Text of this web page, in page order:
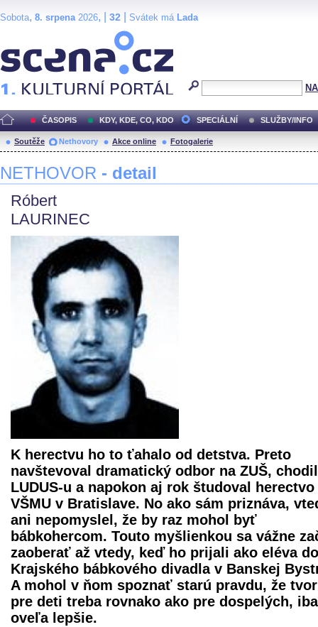
Sobota, 8. srpena2026, | 32 Svátek má Lada
ČASOPIS KDY, KDE, CO, KDO SPECIÁLNÍ SLUŽBY/INFO
Soutěže Nethovory Akce online Fotogalerie
NETHOVOR - detail
Róbert
LAURINEC
K herectvu ho to ťahalo od detstva. Preto
navštevoval dramatický odbor na ZUŠ,
LUDUS-u a napokon aj rok študoval herectvo
VŠMU v Bratislave. No ako sám priznáva,
ani nepomyslel, že by raz mohol byť
bábkohercom. Touto myšlienkou sa vážne
zaoberať až vtedy, keď ho prijali ako eléva do
Krajského bábkového divadlav Banskej
A mohol v ňom spoznať starú pravdu, že
pre deti treba rovnako ako pre dospelých,
oveľa lepšie.